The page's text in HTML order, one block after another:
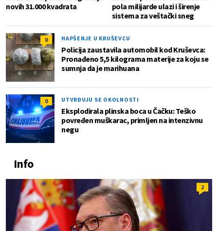
novih 31.000 kvadrata
pola milijarde ulazi i širenje
sistema za veštački sneg
0 HAPŠENJE U KRUŠEVCU
Policija zaustavila automobil kod Kruševca:
Pronađeno 5,5 kilograma materije za koju se
sumnja da je marihuana
0 UTVRĐUJU SE OKOLNOSTI
Eksplodirala plinska boca u Čačku: Teško
povređen muškarac, primljen na intenzivnu
negu
Info
2